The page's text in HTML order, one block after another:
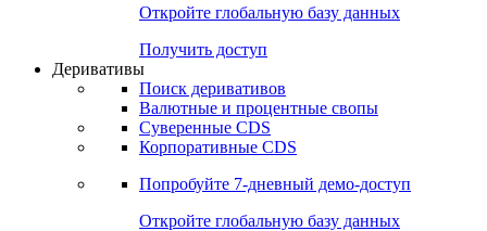
Откройте глобальную базу данных
Получить доступ
Деривативы
Поиск деривативов
Валютные и процентные свопы
Суверенные CDS
Корпоративные CDS
Попробуйте 7-дневный демо-доступ
Откройте глобальную базу данных